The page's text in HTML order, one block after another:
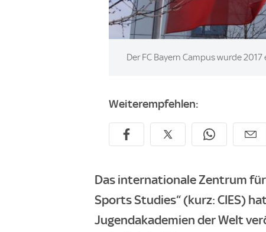
Image:
Der FC Bayern Campus wurde
Weiterempfehlen:
Das internationale Zentrum
Sports Studies“ (kurz: CIES)
Jugendakademien der Welt